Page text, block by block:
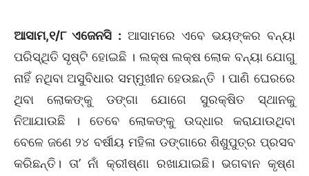
ଆସାମ,୧/୮ ଏଜେନସି : ଆସାମରେ ଏବେ ଭୟଙ୍କର ବନ୍ୟା
ପରିସ୍ଥିତି ସୃଷ୍ଟି ହୋଇଛି । ଲକ୍ଷ ଲକ୍ଷ ଲୋକ ବନ୍ୟା ଯୋଗୁ
ନାହିଁ ନଥିବା ଅସୁବିଧାର ସମ୍ମୁଖୀନ ହେଉଛନ୍ତି । ପାଣି ଘେରରେ
ଥିବା ଲୋକଙ୍କୁ ଡଙ୍ଗା ଯୋଗେ ସୁରକ୍ଷିତ ସ୍ଥାନକୁ
ନିଆଯାଉଛି । ତେବେ ଲୋକଙ୍କୁ ଉଦ୍ଧାର କରାଯାଉଥିବା
ବେଳେ ଜଣେ ୨୪ ବର୍ଷୀୟ ମହିଳା ଡଙ୍ଗାରେ ଶିଶୁପୁତ୍ର ପ୍ରସବ
କରିଛନ୍ତି। ତା’ ନାଁ କ୍ରୀଷ୍ଣା ରଖାଯାଇଛି। ଭଗବାନ କୃଷ୍ଣ